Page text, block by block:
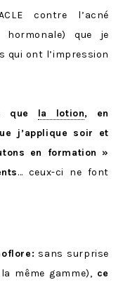
contre l’acné
hormonale) que je
qui ont l’impression
que la lotion, en
j’applique soir et
en formation »
… ceux-ci ne font
sans surprise
même gamme), ce